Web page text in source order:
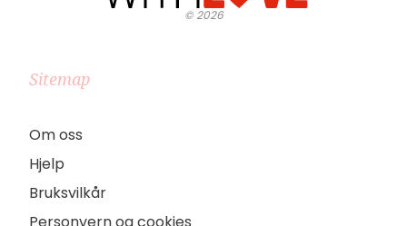
©2026
Sitemap
Om oss
Hjelp
Bruksvilkår
Personvern og cookies